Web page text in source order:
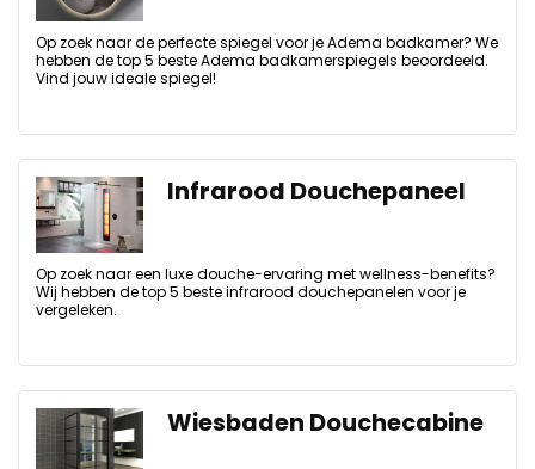
Op zoek naar de perfecte spiegel voor je Adema badkamer? We
hebben de top 5 beste Adema badkamerspiegels beoordeeld.
Vind jouw ideale spiegel!
Infrarood Douchepaneel
Op zoek naar een luxe douche-ervaring met wellness-benefits?
Wij hebben de top 5 beste infrarood douchepanelen voor je
vergeleken.
Wiesbaden Douchecabine